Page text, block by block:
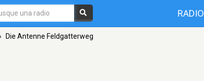
RADIO
Die Antenne Feldgatterweg